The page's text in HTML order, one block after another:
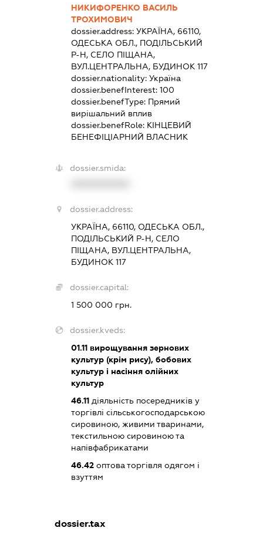
НИКИФОРЕНКО ВАСИЛЬ
ТРОХИМОВИЧ
dossier.address:УКРАЇНА, 66110,
ОДЕСЬКА ОБЛ., ПОДІЛЬСЬКИЙ
Р-Н, СЕЛО ПІЩАНА,
ВУЛ.ЦЕНТРАЛЬНА, БУДИНОК 117
dossier.nationality:Україна
dossier.benefInterest:100
dossier.benefType: Прямий
вирішальний вплив
dossier.benefRole: КІНЦЕВИЙ
БЕНЕФІЦІАРНИЙ ВЛАСНИК
dossier.smida:
dossier.address:
УКРАЇНА, 66110, ОДЕСЬКА ОБЛ.,
ПОДІЛЬСЬКИЙ Р-Н, СЕЛО
ПІЩАНА, ВУЛ.ЦЕНТРАЛЬНА,
БУДИНОК 117
dossier.capital:
1 500 000 грн.
dossier.kveds:
01.11 вирощування зернових
культур (крім рису), бобових
культур і насіння олійних
культур
46.11 діяльність посередників у
торгівлі сільськогосподарською
сировиною, живими тваринами,
текстильною сировиною та
напівфабрикатами
46.42 оптова торгівля одягом і
взуттям
dossier.tax